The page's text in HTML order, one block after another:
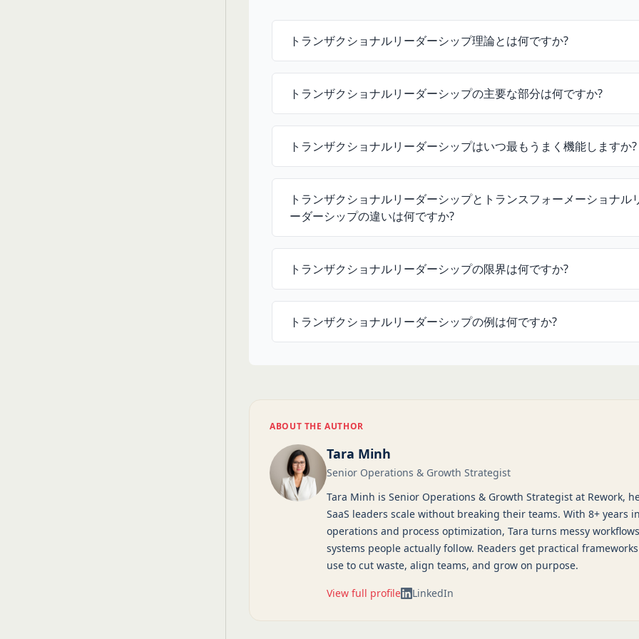
トランザクショナルリーダーシップ理論とは何ですか?
トランザクショナルリーダーシップの主要な部分は何ですか?
トランザクショナルリーダーシップはいつ最もうまく機能しますか?
トランザクショナルリーダーシップとトランスフォーメーショナル
ーダーシップの違いは何ですか?
トランザクショナルリーダーシップの限界は何ですか?
トランザクショナルリーダーシップの例は何ですか?
ABOUT THE AUTHOR
Tara Minh
Senior Operations & Growth Strategist
Tara Minh is Senior Operations & Growth Strategist at Rework,
SaaS leaders scale without breaking their teams. With 8+ years
operations and process optimization, Tara turns messy
systems people actually follow. Readers get practical
use to cut waste, align teams, and grow on purpose.
View full profile LinkedIn